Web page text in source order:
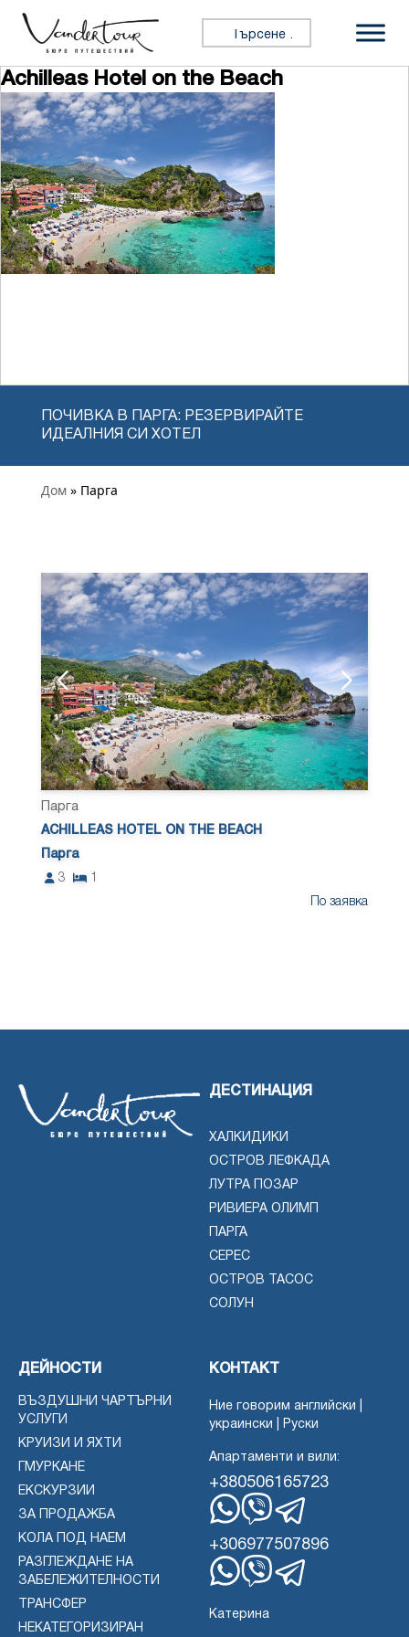
Премини към съдържанието
Търсене за:
Achilleas Hotel on the Beach
ПОЧИВКА В ПАРГА: РЕЗЕРВИРАЙТЕ
ИДЕАЛНИЯ СИ ХОТЕЛ
Дом » Парга
Парга
ACHILLEAS HOTEL ON THE BEACH
Парга
3
1
По заявка
ДЕСТИНАЦИЯ
ХАЛКИДИКИ
ОСТРОВ ЛЕФКАДА
ЛУТРА ПОЗАР
РИВИЕРА ОЛИМП
ПАРГА
СЕРЕС
ОСТРОВ ТАСОС
СОЛУН
ДЕЙНОСТИ
ВЪЗДУШНИ ЧАРТЪРНИ
УСЛУГИ
КРУИЗИ И ЯХТИ
ГМУРКАНЕ
ЕКСКУРЗИИ
ЗА ПРОДАЖБА
КОЛА ПОД НАЕМ
РАЗГЛЕЖДАНЕ НА
ЗАБЕЛЕЖИТЕЛНОСТИ
ТРАНСФЕР
НЕКАТЕГОРИЗИРАН
КОНТАКТ
Ние говорим английски |
украински | Руски
Апартаменти и вили:
+380506165723
WhatsApp
Вайбър
Телеграма
+306977507896
Катерина